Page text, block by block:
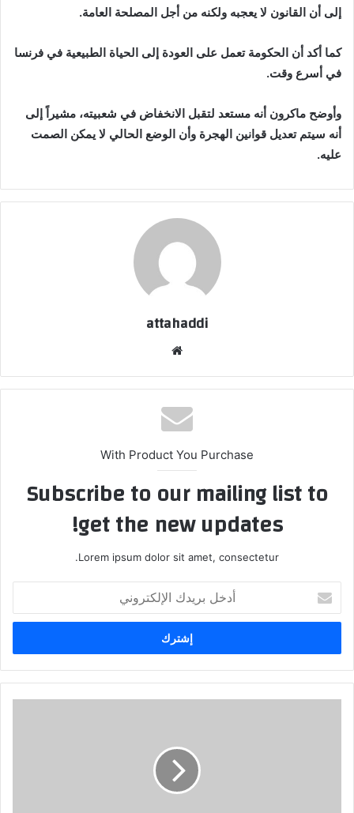
إلى أن القانون لا يعجبه ولكنه من أجل المصلحة العامة.
كما أكد أن الحكومة تعمل على العودة إلى الحياة الطبيعية في فرنسا
في أسرع وقت.
وأوضح ماكرون أنه مستعد لتقبل الانخفاض في شعبيته، مشيراً إلى
أنه سيتم تعديل قوانين الهجرة وأن الوضع الحالي لا يمكن الصمت
عليه.
attahaddi
With Product You Purchase
Subscribe to our mailing list to
get the new updates!
Lorem ipsum dolor sit amet, consectetur.
بريدك
الإلكتروني